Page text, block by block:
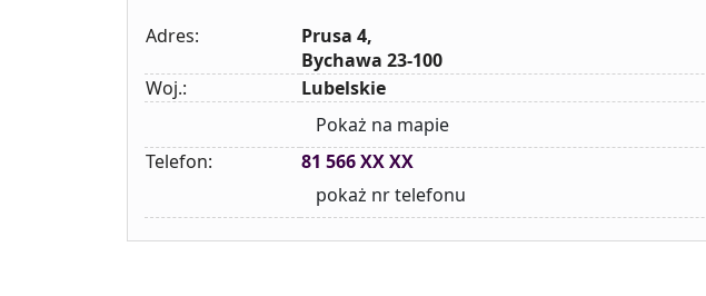
Adres:
Prusa 4,
Bychawa 23-100
Woj.:
Lubelskie
Pokaż na mapie
Telefon:
81 566 XX XX
pokaż nr telefonu